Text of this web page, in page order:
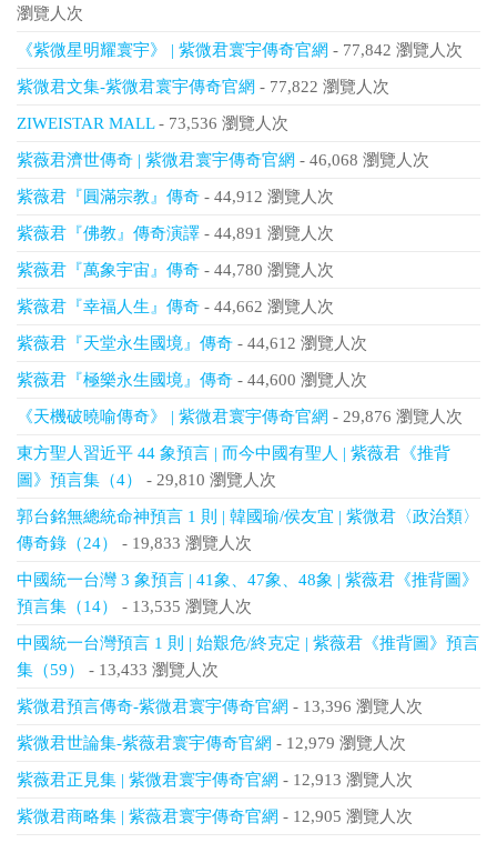
瀏覽人次
《紫微星明耀寰宇》 | 紫微君寰宇傳奇官網 - 77,842 瀏覽人次
紫微君文集-紫微君寰宇傳奇官網 - 77,822 瀏覽人次
ZIWEISTAR MALL- 73,536 瀏覽人次
紫薇君濟世傳奇 | 紫微君寰宇傳奇官網 - 46,068 瀏覽人次
紫薇君『圓滿宗教』傳奇 - 44,912 瀏覽人次
紫薇君『佛教』傳奇演譯 - 44,891 瀏覽人次
紫薇君『萬象宇宙』傳奇 - 44,780 瀏覽人次
紫薇君『幸福人生』傳奇 - 44,662 瀏覽人次
紫薇君『天堂永生國境』傳奇 - 44,612 瀏覽人次
紫薇君『極樂永生國境』傳奇 - 44,600 瀏覽人次
《天機破曉喻傳奇》 | 紫微君寰宇傳奇官網 - 29,876 瀏覽人次
東方聖人習近平 44 象預言 | 而今中國有聖人 | 紫薇君《推背
圖》預言集（4）
- 29,810 瀏覽人次
郭台銘無總統命神預言 1 則 | 韓國瑜/侯友宜 | 紫微君〈政治類〉
傳奇錄（24）
- 19,833 瀏覽人次
中國統一台灣 3 象預言 | 41象、47象、48象 | 紫薇君《推背圖》
預言集（14）
- 13,535 瀏覽人次
中國統一台灣預言 1 則 | 始艱危/終克定 | 紫薇君《推背圖》預言
集（59）
- 13,433 瀏覽人次
紫微君預言傳奇-紫微君寰宇傳奇官網 - 13,396 瀏覽人次
紫微君世論集-紫薇君寰宇傳奇官網 - 12,979 瀏覽人次
紫薇君正見集 | 紫微君寰宇傳奇官網 - 12,913 瀏覽人次
紫微君商略集 | 紫薇君寰宇傳奇官網 - 12,905 瀏覽人次